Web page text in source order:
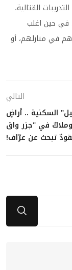
القتالية،
في حين اغلب
في منازلهم، أو
التالي
السكنية .. أراضٍ
في "جزر واق
تبحث عن عرّاف!